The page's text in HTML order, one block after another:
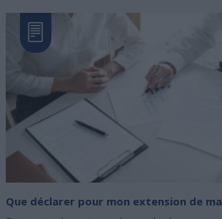
Que déclarer pour mon extension de